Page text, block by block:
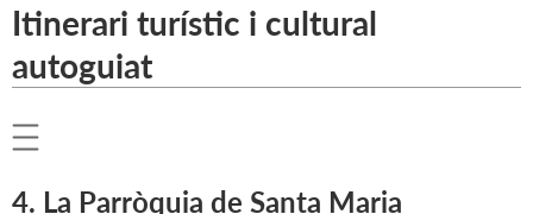
Itinerari turístic i cultural
autoguiat
4. La Parròquia de Santa Maria